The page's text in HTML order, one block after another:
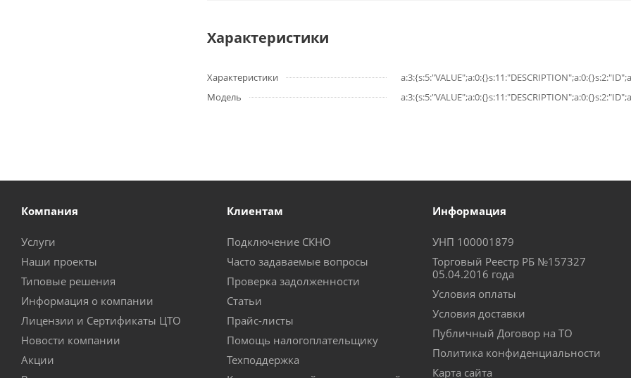
Характеристики
Характеристики
Модель
Компания
Услуги
Наши проекты
Типовые решения
Информация о компании
Лицензии и Сертификаты ЦТО
Новости компании
Акции
Клиентам
Подключение СКНО
Часто задаваемые вопросы
Проверка задолженности
Статьи
Прайс-листы
Помощь налогоплательщику
Техподдержка
Информация
УНП 100001879
Торговый Реестр РБ №157327
05.04.2016 года
Условия оплаты
Условия доставки
Публичный Договор на ТО
Политика конфиденциальности
Карта сайта